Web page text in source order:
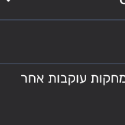
מחקות עוקבות אחר